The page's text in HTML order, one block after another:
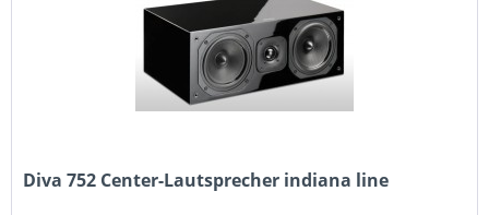
Diva 752 Center-Lautsprecher indiana line